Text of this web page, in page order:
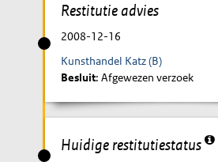
Restitutie advies
2008-12-16
Kunsthandel Katz (B)
Besluit: Afgewezen verzoek
Huidige restitutiestatus